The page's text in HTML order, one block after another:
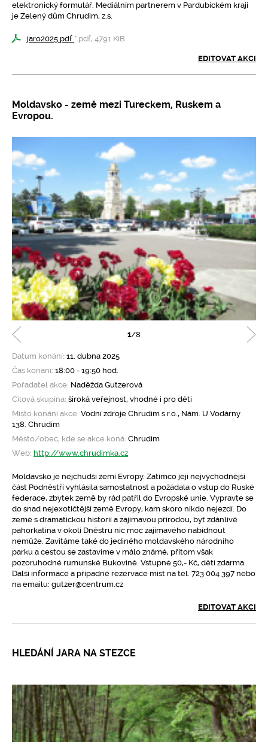
elektronický formulář. Mediálním partnerem v Pardubickém kraji
je Zelený dům Chrudim, z.s.
jaro2025.pdf *.pdf, 4791 KiB
EDITOVAT AKCI
Moldavsko - země mezi Tureckem, Ruskem a
Evropou.
1/8
Datum konání: 11. dubna 2025
Čas konání: 18:00 - 19:50 hod.
Pořadatel akce: Naděžda Gutzerová
Cílová skupina: široká veřejnost, vhodné i pro děti
Místo konání akce: Vodní zdroje Chrudim s.r.o., Nám. U Vodárny
138. Chrudim
Město/obec, kde se akce koná: Chrudim
Web: http://www.chrudimka.cz
Moldavsko je nejchudší zemí Evropy. Zatímco její nejvýchodnější
část Podněstří vyhlásila samostatnost a požádala o vstup do Ruské
federace, zbytek země by rád patřil do Evropské unie. Vypravte se
do snad nejexotičtější země Evropy, kam skoro nikdo nejezdí. Do
země s dramatickou historií a zajímavou přírodou, byť zdánlivě
pahorkatina v okolí Dněstru nic moc zajímavého nabídnout
nemůže. Zavítáme také do jediného moldavského národního
parku a cestou se zastavíme v málo známé, přitom však
pozoruhodné rumunské Bukovině. Vstupné 50,- Kč, děti zdarma.
Další informace a případné rezervace míst na tel. 723 004 397 nebo
na emailu: gutzer@centrum.cz
EDITOVAT AKCI
HLEDÁNÍ JARA NA STEZCE